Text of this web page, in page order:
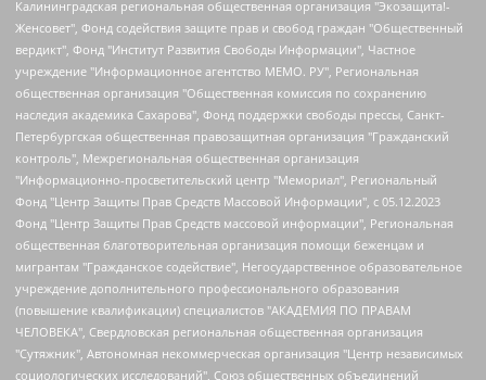
Калининградская региональная общественная организация "Экозащита!-Женсовет", Фонд содействия защите прав и свобод граждан "Общественный вердикт", Фонд "Институт Развития Свободы Информации", Частное учреждение "Информационное агентство МЕМО. РУ", Региональная общественная организация "Общественная комиссия по сохранению наследия академика Сахарова", Фонд поддержки свободы прессы, Санкт-Петербургская общественная правозащитная организация "Гражданский контроль", Межрегиональная общественная организация "Информационно-просветительский центр "Мемориал", Региональный Фонд "Центр Защиты Прав Средств Массовой Информации", с 05.12.2023 Фонд "Центр Защиты Прав Средств массовой информации", Региональная общественная благотворительная организация помощи беженцам и мигрантам "Гражданское содействие", Негосударственное образовательное учреждение дополнительного профессионального образования (повышение квалификации) специалистов "АКАДЕМИЯ ПО ПРАВАМ ЧЕЛОВЕКА", Свердловская региональная общественная организация "Сутяжник", Автономная некоммерческая организация "Центр независимых социологических исследований", Союз общественных объединений "Российский исследовательский центр по правам человека", Региональное общественное учреждение научно-информационный центр "МЕМОРИАЛ", Некоммерческая организация "Фонд защиты гласности", Автономная некоммерческая организация "Институт прав человека", Городская общественная организация "Екатеринбургское общество "МЕМОРИАЛ", Городская общественная организация "Рязанское историко-просветительское и правозащитное общество "Мемориал" (Рязанский Мемориал), Челябинский региональный орган общественной самодеятельности – женское общественное объединение "Женщины Евразии", Челябинский региональный орган общественной самодеятельности "Уральская правозащитная группа", Фонд содействия защите здоровья и социальной справедливости имени Андрея Рылькова, Автономная Некоммерческая Организация "Аналитический Центр Юрия Левады", Автономная некоммерческая организация социальной поддержки населения "Проект Апрель", Региональная общественная организация помощи женщинам и детям, находящимся в кризисной ситуации "Информационно-методический центр "Анна", Фонд содействия развитию массовых коммуникаций и правовому просвещению "Так-так-Так", Фонд содействия устойчивому развитию "Серебряная тайга", Свердловский региональный общественный фонд социальных проектов "Новое время", "Idel.Реалии", Кавказ.Реалии, Крым.Реалии, Телеканал Настоящее Время, Татаро-башкирская служба Радио Свобода (Azatliq Radiosi), Радио Свободная Европа/Радио Свобода (PCE/PC), "Сибирь.Реалии", "Фактограф", Благотворительный фонд помощи осужденным и их семьям, Автономная некоммерческая организация "Институт глобализации и социальных движений", Фонд "В защиту прав заключенных", Частное учреждение "Центр поддержки и содействия развитию средств массовой информации", Пензенский региональный общественный благотворительный фонд "Гражданский союз", "Север.Реалии", Некоммерческая организация Фонд "Правовая инициатива", Общество с ограниченной ответственностью "Радио Свободная Европа/Радио Свобода", Чешское информационное агентство "MEDIUM-ORIENT", Красноярская региональная общественная организация "Мы против СПИДа", Камалягин Денис Николаевич, Маркелов Сергей Евгеньевич, Пономарев Лев Александрович, Савицкая Людмила Алексеевна, Автономная некоммерческая организация "Центр по работе с проблемой насилия "НАСИЛИЮ.НЕТ", Межрегиональный профессиональный союз работников здравоохранения "Альянс врачей", Юридическое лицо, зарегистрированное в Латвийской Республике, SIA "Medusa Project" (регистрационный номер 40103797863, дата регистрации 10.06.2014), Некоммерческая организация "Фонд по борьбе с коррупцией", Автономная некоммерческая организация "Институт права и публичной политики", Баданин Роман Сергеевич, Гликин Максим Александрович, Железнова Мария Михайловна, Лукьянова Юлия Сергеевна, Маетная Елизавета Витальевна, Маняхин Петр Борисович, Чуракова Ольга Владимировна, Ярош Юлия Петровна, Юридическое лицо "The Insider SIA", зарегистрированное в Риге, Латвийская Республика (дата регистрации 26.06.2015), являющееся администратором доменного имени интернет-издания "The Insider SIA", https://theins.ru, Постернак Алексей Евгеньевич, Рубин Михаил Аркадьевич, Анин Роман Александрович, Юридическое лицо Istories fonds, зарегистрированное в Латвийской Республике (регистрационный номер 50008295751, дата регистрации 24.02.2020), Великовский Дмитрий Александрович, Долинина Ирина Николаевна, Мароховская Алеся Алексеевна, Шлейнов Роман Юрьевич, Шмагун Олеся Валентиновна, Общество с ограниченной ответственностью "Альтаир 2021", Общество с ограниченной ответственностью "Вега 2021", Общество с ограниченной ответственностью "Главный редактор 2021", Общество с ограниченной ответственностью "Ромашки монолит", Важенков Артем Валерьевич, Ивановская областная общественная организация "Центр гендерных исследований", Гурман Юрий Альбертович, Медиапроект "ОВД-Инфо", Егоров Владимир Владимирович, Жилинский Владимир Александрович, Общество с ограниченной ответственностью "ЗП", Иванова София Юрьевна, Карезина Инна Павловна, Кильтау Екатерина Викторовна, Петров Алексей Викторович, Пискунов Сергей Евгеньевич, Смирнов Сергей Сергеевич, Тихонов Михаил Сергеевич, Общество с ограниченной ответственностью "ЖУРНАЛИСТ-ИНОСТРАННЫЙ АГЕНТ", Арапова Галина Юрьевна, Вольтская Татьяна Анатольевна, Американская компания "Mason G.E.S. Anonymous Foundation" (США), являющаяся владельцем интернет-издания https://mnews.world/, Компания "Stichting Bellingcat", зарегистрированная в Нидерландах (дата регистрации 11.07.2018), Захаров Андрей Вячеславович, Клепиковская Екатерина Дмитриевна, Общество с ограниченной ответственностью "МЕМО", Перл Роман Александрович, Симонов Евгений Алексеевич, Соловьева Елена Анатольевна, Сотников Даниил Владимирович, Сурначева Елизавета Дмитриевна, Автономная некоммерческая организация по защите прав человека и информированию населения "Якутия – Наше Мнение", Общество с ограниченной ответственностью "Москоу диджитал медиа", с 26.01.2023 Общество с ограниченной ответственностью "Чайка Белые сады", Ветошкина Валерия Валерьевна, Заговора Максим Александрович, Межрегиональное общественное движение "Российская ЛГБТ - сеть", Оленичев Максим Владимирович, Павлов Иван Юрьевич, Скворцова Елена Сергеевна, Общество с ограниченной ответственностью "Как бы инагент", Кочетков Игорь Викторович, Общество с ограниченной ответственностью "Честные выборы", Еланчик Олег Александрович, Общество с ограниченной ответственностью "Нобелевский призыв", Гималова Регина Эмилевна, Григорьев Андрей Валерьевич, Григорьева Алина Александровна, Ассоциация по содействию защите прав призывников, альтернативнослужащих и военнослужащих "Правозащитная группа "Гражданин.Армия.Право", Хисамова Регина Фаритовна, Автономная некоммерческая организация по реализации социально-правовых программ "Лилит", Дальневосточное общественное движение "Маяк", Санкт-Петербургская ЛГБТ-инициативная группа "Выход", Инициативная группа ЛГБТ+ "Реверс", Алексеев Андрей Викторович, Бекбулатова Таисия Львовна, Беляев Иван Михайлович, Владыкина Елена Сергеевна, Гельман Марат Александрович, Никульшина Вероника Юрьевна, Толоконникова Надежда Андреевна, Шендерович Виктор Анатольевич, Общество с ограниченной ответственностью "Данное сообщение", Общество с ограниченной ответственностью Издательский дом "Новая глава", Айнбиндер Александра Александровна, Московский комьюнити-центр для ЛГБТ+инициатив, Благотворительный фонд развития филантропии, Deutsche Welle (Германия, Kurt-Schumacher-Strasse 3, 53113 Bonn), Борзунова Мария Михайловна, Воробьев Виктор Викторович, Голубева Анна Львовна, Константинова Алла Михайловна, Малкова Ирина Владимировна, Мурадов Мурад Абдулгалимович, Осетинская Елизавета Николаевна, Понасенков Евгений Николаевич, Ганапольский Матвей Юрьевич, Киселев Евгений Алексеевич, Борухович Ирина Григорьевна, Дремин Иван Тимофеевич, Дубровский Дмитрий Викторович, Красноярская региональная общественная организация поддержки и развития альтернативных образовательных технологий и межкультурных коммуникаций "ИНТЕРРА", Маяковская Екатерина Алексеевна, Фейгин Марк Захарович, Филимонов Андрей Викторович, Дзугкоева Регина Николаевна, Доброхотов Роман Александрович, Дудь Юрий Александрович, Елкин Сергей Владимирович, Кругликов Кирилл Игоревич, Сабунаева Мария Леонидовна, Семенов Алексей Владимирович, Шаинян Карен Багратович, Шульман Екатерина Михайловна, Асафьев Артур Валерьевич, Вахштайн Виктор Семенович, Венедиктов Алексей Алексеевич, Лушникова Екатерина Евгеньевна, Волков Леонид Михайлович, Невзоров Александр Глебович, Пархоменко Сергей Борисович, Сироткин Ярослав Николаевич, Кара-Мурза Владимир Владимирович, Баранова Наталья Владимировна, Гозман Леонид Яковлевич, Кагарлицкий Борис Юльевич, Климарев Михаил Валерьевич, Милов Владимир Станиславович, Автономная некоммерческая организация Краснодарский центр современного искусства "Типография", Моргенштерн Алишер Тагирович, Соболь Любовь Эдуардовна, Общество с ограниченной ответственностью "ЛИЗА НОРМ", Каспаров Гарри Кимович, Ходорковский Михаил Борисович, Общество с ограниченной ответственностью "Апрельские тезисы", Данилович Ирина Брониславовна, Кашин Олег Владимирович, Петров Николай Владимирович, Пивоваров Алексей Владимирович, Соколов Михаил Владимирович, Цветкова Юлия Владимировна, Чичваркин Евгений Александрович, Комитет против пыток/Команда против пыток, Общество с ограниченной ответственностью "Первый научный", Общество с ограниченной ответственностью "Вертолет и ко", Белоцерковская Вероника Борисовна, Кац Максим Евгеньевич, Лазарева Татьяна Юрьевна, Шаведдинов Руслан Табризович, Яшин Илья Валерьевич, Общество с ограниченной ответственностью "Иноагент ААВ", Алешковский Дмитрий Петрович, Альбац Евгения Марковна, Быков Дмитрий Львович, Галямина Юлия Евгеньевна, Лойко Сергей Леонидович, Мартынов Кирилл Константинович, Медведев Сергей Александрович, Крашенинников Федор Геннадиевич, Гордеева Катерина Вл